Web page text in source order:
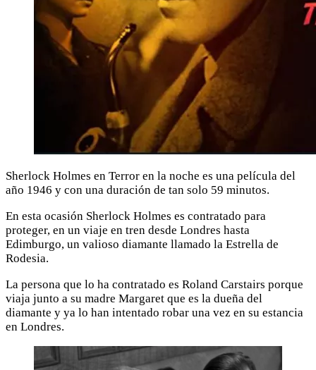
Sherlock Holmes en Terror en la noche es una película del
año 1946 y con una duración de tan solo 59 minutos.
En esta ocasión Sherlock Holmes es contratado para
proteger, en un viaje en tren desde Londres hasta
Edimburgo, un valioso diamante llamado la Estrella de
Rodesia.
La persona que lo ha contratado es Roland Carstairs porque
viaja junto a su madre Margaret que es la dueña del
diamante y ya lo han intentado robar una vez en su estancia
en Londres.